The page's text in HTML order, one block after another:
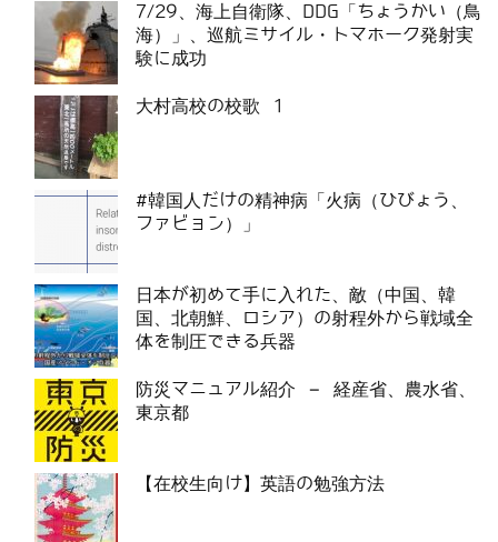
7/29、海上自衛隊、DDG「ちょうかい（鳥
海）」、巡航ミサイル・トマホーク発射実
験に成功
大村高校の校歌 1
#韓国人だけの精神病「火病（ひびょう、
ファビョン）」
日本が初めて手に入れた、敵（中国、韓
国、北朝鮮、ロシア）の射程外から戦域全
体を制圧できる兵器
防災マニュアル紹介 – 経産省、農水省、
東京都
【在校生向け】英語の勉強方法